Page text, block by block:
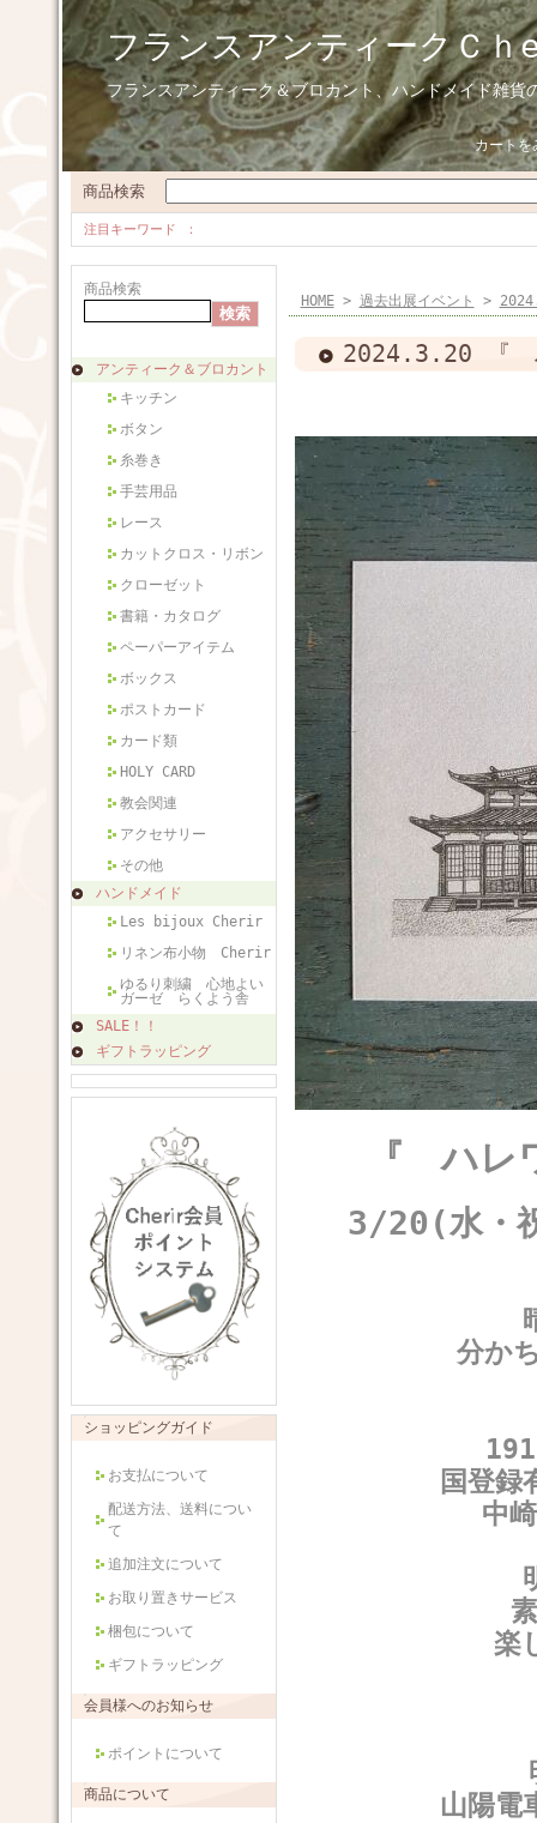
フランスアンティークＣｈ
フランスアンティーク＆ブロカント、ハンドメイド雑貨
カートを
商品検索
注目キーワード
商品検索
アンティーク＆ブロカント
キッチン
ボタン
糸巻き
手芸用品
レース
カットクロス・リボン
クローゼット
書籍・カタログ
ペーパーアイテム
ボックス
ポストカード
カード類
HOLY CARD
教会関連
アクセサリー
その他
ハンドメイド
Les bijoux Cherir
リネン布小物 Cherir
ゆるり刺繍 心地よい
ガーゼ らくよう舎
SALE！！
ギフトラッピング
ショッピングガイド
お支払について
配送方法、送料につい
て
追加注文について
お取り置きサービス
梱包について
ギフトラッピング
会員様へのお知らせ
ポイントについて
商品について
HOME> 過去出展イベント >
2024.3.20 『
『 ハ
3/20(水
分か
国登録
中
楽
山陽電